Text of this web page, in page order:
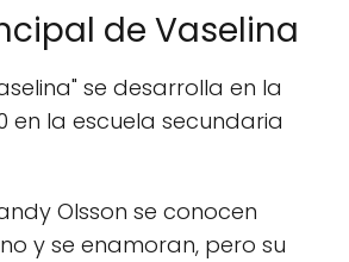
de Vaselina
se desarrolla en la
en la escuela secundaria
Olsson se conocen
y se enamoran, pero su